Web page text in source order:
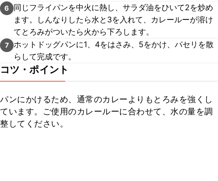
6
同じフライパンを中火に熱し、サラダ油をひいて2を炒め
ます。しんなりしたら水と3を入れて、カレールーが溶け
てとろみがついたら火から下ろします。
7 ホットドッグパンに1、4をはさみ、5をかけ、パセリを散
らして完成です。
コツ・ポイント
パンにかけるため、通常のカレーよりもとろみを強くし
ています。ご使用のカレールーに合わせて、水の量を調
整してください。